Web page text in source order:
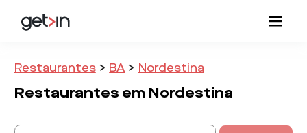
Restaurantes > BA > Nordestina
Restaurantes em Nordestina